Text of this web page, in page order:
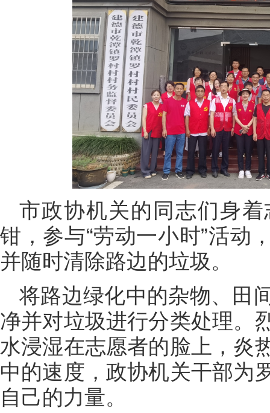
市政协机关的同志们身
钳，参与“劳动一小时”活动
并随时清除路边的垃圾。
将路边绿化中的杂物、田
净并对垃圾进行分类处理。
水浸湿在志愿者的脸上，炎
中的速度，政协机关干部为
自己的力量。